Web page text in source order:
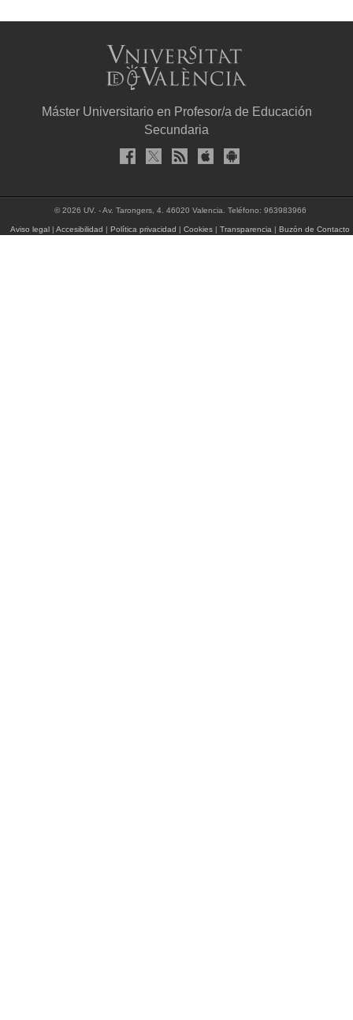
Máster Universitario en Profesor/a de Educación
Secundaria
© 2026 UV. - Av. Tarongers, 4. 46020 Valencia. Teléfono: 963983966
Aviso legal |Accesibilidad |Política privacidad |Cookies |Transparencia |Buzón de Contacto